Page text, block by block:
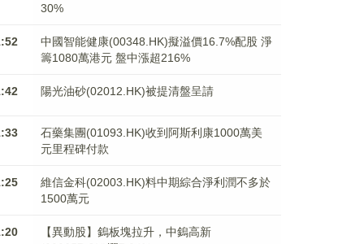
30%
中國智能健康(00348.HK)擬溢價16.7%配股 淨
籌1080萬港元 ​​​​​​​盤中漲超216%
陽光油砂(02012.HK)被提清盤呈請
石藥集團(01093.HK)收到阿斯利康1000萬美
元里程碑付款
維信金科(02003.HK)料中期綜合淨利潤不多於
1500萬元
【異動股】鎢板塊拉升，中鎢高新